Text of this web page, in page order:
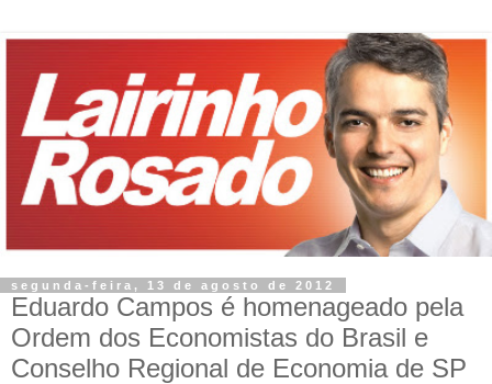
segunda-feira, 13 de agosto de 2012
Eduardo Campos é homenageado pela
Ordem dos Economistas do Brasil e
Conselho Regional de Economia de SP